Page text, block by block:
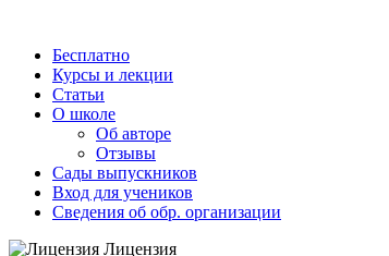
Бесплатно
Курсы и лекции
Статьи
О школе
Об авторе
Отзывы
Сады выпускников
Вход для учеников
Сведения об обр. организации
Лицензия